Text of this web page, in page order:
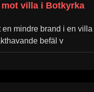
villa i Botkyrka
mindre brand i en
befäl v